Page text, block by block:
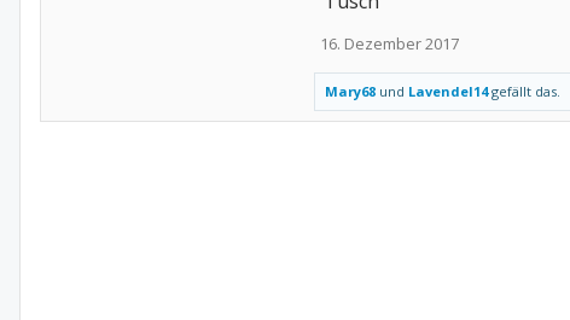
16. Dezember 2017
Mary68 und Lavendel14gefällt das.